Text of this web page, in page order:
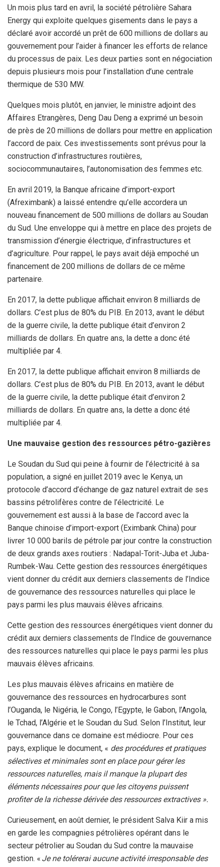
Un mois plus tard en avril, la société pétrolière Sahara
Energy qui exploite quelques gisements dans le pays a
déclaré avoir accordé un prêt de 600 millions de dollars au
gouvernement pour l’aider à financer les efforts de relance
du processus de paix. Les deux parties sont en négociation
depuis plusieurs mois pour l’installation d’une centrale
thermique de 530 MW.
Quelques mois plutôt, en janvier, le ministre adjoint des
Affaires Etrangères, Deng Dau Deng a exprimé un besoin
de près de 20 millions de dollars pour mettre en application
l’accord de paix. Ces investissements sont prévus pour la
construction d’infrastructures routières,
sociocommunautaires, l’autonomisation des femmes etc.
En avril 2019, la Banque africaine d’import-export
(Afreximbank) a laissé entendre qu’elle accordera un
nouveau financement de 500 millions de dollars au Soudan
du Sud. Une enveloppe qui à mettre en place des projets de
transmission d’énergie électrique, d’infrastructures et
d’agriculture. Pour rappel, le pays avait déjà empoché un
financement de 200 millions de dollars de ce même
partenaire.
En 2017, la dette publique affichait environ 8 milliards de
dollars. C’est plus de 80% du PIB. En 2013, avant le début
de la guerre civile, la dette publique était d’environ 2
milliards de dollars. En quatre ans, la dette a donc été
multipliée par 4.
En 2017, la dette publique affichait environ 8 milliards de
dollars. C’est plus de 80% du PIB. En 2013, avant le début
de la guerre civile, la dette publique était d’environ 2
milliards de dollars. En quatre ans, la dette a donc été
multipliée par 4.
Une mauvaise gestion des ressources pétro-gazières
Le Soudan du Sud qui peine à fournir de l’électricité à sa
population, a signé en juillet 2019 avec le Kenya, un
protocole d’accord d’échange de gaz naturel extrait de ses
bassins pétrolifères contre de l’électricité. Le
gouvernement est aussi à la base de l’accord avec la
Banque chinoise d’import-export (Eximbank China) pour
livrer 10 000 barils de pétrole par jour contre la construction
de deux grands axes routiers : Nadapal-Torit-Juba et Juba-
Rumbek-Wau. Cette gestion des ressources énergétiques
vient donner du crédit aux derniers classements de l’Indice
de gouvernance des ressources naturelles qui place le
pays parmi les plus mauvais élèves africains.
Cette gestion des ressources énergétiques vient donner du
crédit aux derniers classements de l’Indice de gouvernance
des ressources naturelles qui place le pays parmi les plus
mauvais élèves africains.
Les plus mauvais élèves africains en matière de
gouvernance des ressources en hydrocarbures sont
l’Ouganda, le Nigéria, le Congo, l’Egypte, le Gabon, l’Angola,
le Tchad, l’Algérie et le Soudan du Sud. Selon l’Institut, leur
gouvernance dans ce domaine est médiocre. Pour ces
pays, explique le document, « des procédures et pratiques
sélectives et minimales sont en place pour gérer les
ressources naturelles, mais il manque la plupart des
éléments nécessaires pour que les citoyens puissent
profiter de la richesse dérivée des ressources extractives ».
Curieusement, en août dernier, le président Salva Kiir a mis
en garde les compagnies pétrolières opérant dans le
secteur pétrolier au Soudan du Sud contre la mauvaise
gestion. « Je ne tolérerai aucune activité irresponsable des